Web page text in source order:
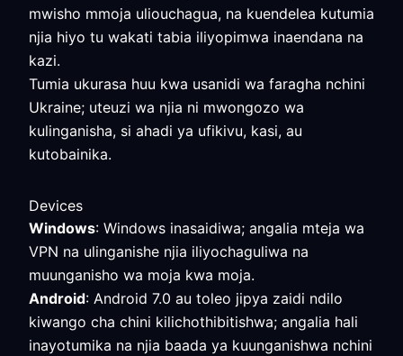
mwisho mmoja uliouchagua, na kuendelea kutumia
njia hiyo tu wakati tabia iliyopimwa inaendana na
kazi.
Tumia ukurasa huu kwa usanidi wa faragha nchini
Ukraine; uteuzi wa njia ni mwongozo wa
kulinganisha, si ahadi ya ufikivu, kasi, au
kutobainika.
Devices
Windows: Windows inasaidiwa; angalia mteja wa
VPN na ulinganishe njia iliyochaguliwa na
muunganisho wa moja kwa moja.
Android: Android 7.0 au toleo jipya zaidi ndilo
kiwango cha chini kilichothibitishwa; angalia hali
inayotumika na njia baada ya kuunganishwa nchini